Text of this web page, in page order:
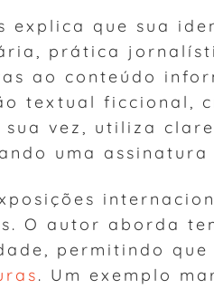
explica que sua
prática
ao conteúdo
textual ficcional,
vez, utiliza
uma assinatura
O autor aborda
permitindo que
. Um exemplo